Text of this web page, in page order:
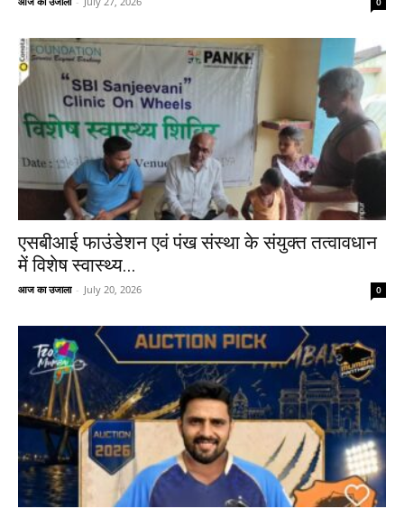
एसबीआई फाउंडेशन एवं पंख संस्था के संयुक्त तत्वावधान
में विशेष स्वास्थ्य...
आज का उजाला - July 20, 2026 0